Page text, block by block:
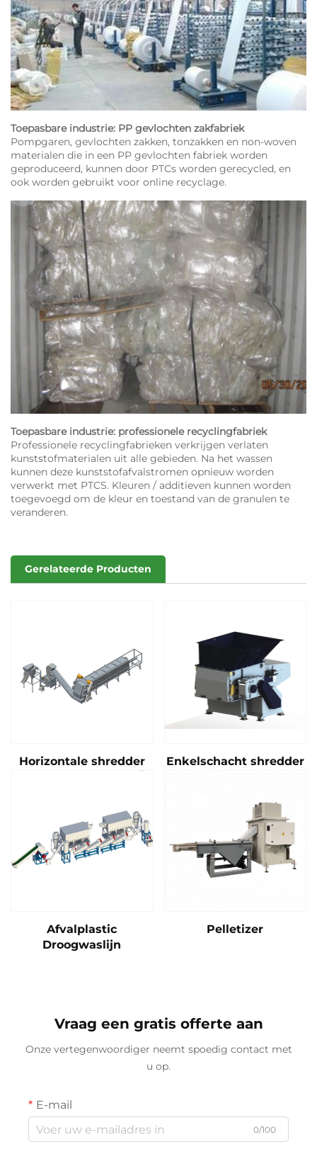
Toepasbare industrie: PP gevlochten zakfabriek
Pompgaren, gevlochten zakken, tonzakken en non-woven
materialen die in een PP gevlochten fabriek worden
geproduceerd, kunnen door PTCs worden gerecycled, en
ook worden gebruikt voor online recyclage.
Toepasbare industrie: professionele recyclingfabriek
Professionele recyclingfabrieken verkrijgen verlaten
kunststofmaterialen uit alle gebieden. Na het wassen
kunnen deze kunststofafvalstromen opnieuw worden
verwerkt met PTCS. Kleuren / additieven kunnen worden
toegevoegd om de kleur en toestand van de granulen te
veranderen.
Gerelateerde Producten
Horizontale shredder Enkelschacht shredder
Afvalplastic
Droogwaslijn
Pelletizer
Vraag een gratis offerte aan
Onze vertegenwoordiger neemt spoedig contact met
u op.
E-mail
0/100